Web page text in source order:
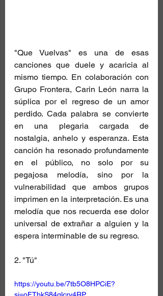
"Que Vuelvas" es una de esas
canciones que duele y acaricia al
mismo tiempo. En colaboración con
Grupo Frontera, Carin León narra la
súplica por el regreso de un amor
perdido. Cada palabra se convierte
en una plegaria cargada de
nostalgia, anhelo y esperanza. Esta
canción ha resonado profundamente
en el público, no solo por su
pegajosa melodía, sino por la
vulnerabilidad que ambos grupos
imprimen en la interpretación. Es una
melodía que nos recuerda ese dolor
universal de extrañar a alguien y la
espera interminable de su regreso.
2. "Tú"
https://youtu.be/7tb5O8HPCiE?